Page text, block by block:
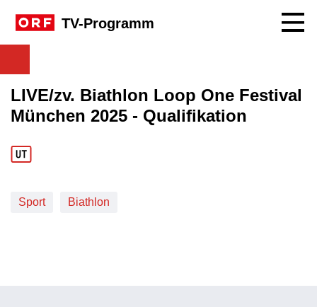
TV-Programm
LIVE/zv. Biathlon Loop One Festival
München 2025 - Qualifikation
Sport Biathlon